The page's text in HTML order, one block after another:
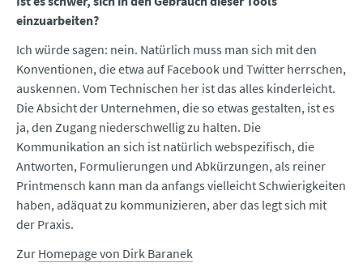
einzuarbeiten?
Ich würde sagen: nein. Natürlich muss man sich mit den
Konventionen, die etwa auf Facebook und Twitter herrschen,
auskennen. Vom Technischen her ist das alles kinderleicht.
Die Absicht der Unternehmen, die so etwas gestalten, ist es
ja, den Zugang niederschwellig zu halten. Die
Kommunikation an sich ist natürlich webspezifisch, die
Antworten, Formulierungen und Abkürzungen, als reiner
Printmensch kann man da anfangs vielleicht Schwierigkeiten
haben, adäquat zu kommunizieren, aber das legt sich mit
der Praxis.
Zur Homepage von Dirk Baranek